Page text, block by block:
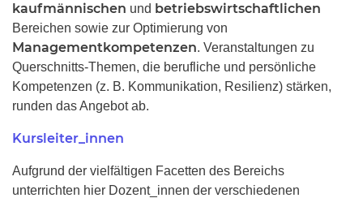
kaufmännischen und betriebswirtschaftlichen
Bereichen sowie zur Optimierung von
Managementkompetenzen. Veranstaltungen zu
Querschnitts-Themen, die berufliche und persönliche
Kompetenzen (z. B. Kommunikation, Resilienz) stärken,
runden das Angebot ab.
Kursleiter_innen
Aufgrund der vielfältigen Facetten des Bereichs
unterrichten hier Dozent_innen der verschiedenen